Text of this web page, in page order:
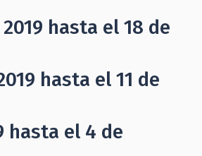
hasta el 18 de
hasta el 11 de
hasta el 4 de